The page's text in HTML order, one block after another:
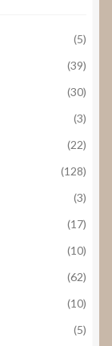
(5)
(39)
(30)
(3)
(22)
(128)
(3)
(17)
(10)
(62)
(10)
(5)